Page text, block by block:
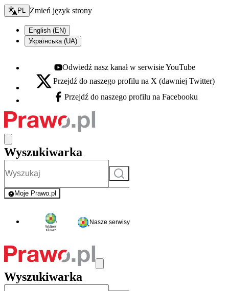
Zmień język - bieżący:
PL Zmień język strony
English (EN)
Українська (UA)
Youtube - otwiera się w nowej karcie
Odwiedź nasz kanał w serwisie YouTube
X - otwiera się w nowej karcie
Przejdź do naszego profilu na X (dawniej Twitter)
Facebook - otwiera się w nowej karcie
Przejdź do naszego profilu na Facebooku
Wyszukiwarka
Szukaj
Moje Prawo.pl
- rejestracja i logowanie do serwisu
Nasze serwisy
Wyszukiwarka